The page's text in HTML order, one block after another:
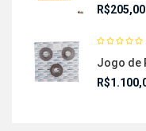
R$205,00
Jogo de
R$